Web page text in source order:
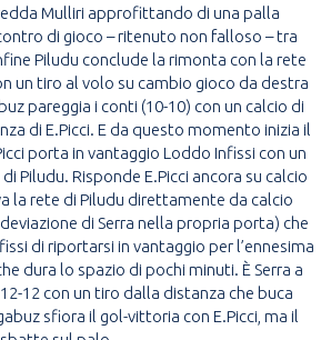
Mulliri approfittando di una palla
di gioco – ritenuto non falloso – tra
Piludu conclude la rimonta con la rete
un tiro al volo su cambio gioco da destra
pareggia i conti (10-10) con un calcio di
di E.Picci. E da questo momento inizia il
porta in vantaggio Loddo Infissi con un
Piludu. Risponde E.Picci ancora su calcio
la rete di Piludu direttamente da calcio
di Serra nella propria porta) che
di riportarsi in vantaggio per l’ennesima
dura lo spazio di pochi minuti. È Serra a
12 con un tiro dalla distanza che buca
sfiora il gol-vittoria con E.Picci, ma il